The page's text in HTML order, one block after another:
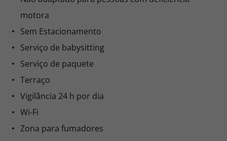
motora
Sem Estacionamento
Serviço de babysitting
Serviço de paquete
Terraço
Vigilância 24 h por dia
Wi-Fi
Zona para fumadores